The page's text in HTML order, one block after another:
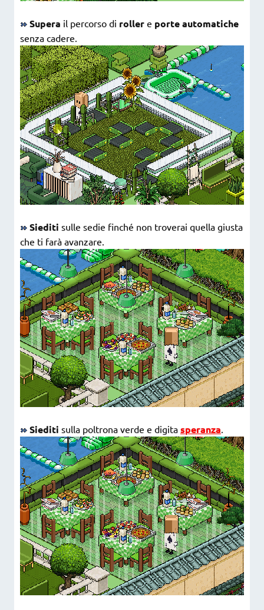
Supera il percorso di roller e porte automatiche
senza cadere.
Siediti sulle sedie finché non troverai quella giusta
che ti farà avanzare.
Siediti sulla poltrona verde e digita speranza.